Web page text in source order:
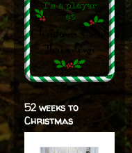
52 weeks to
Christmas